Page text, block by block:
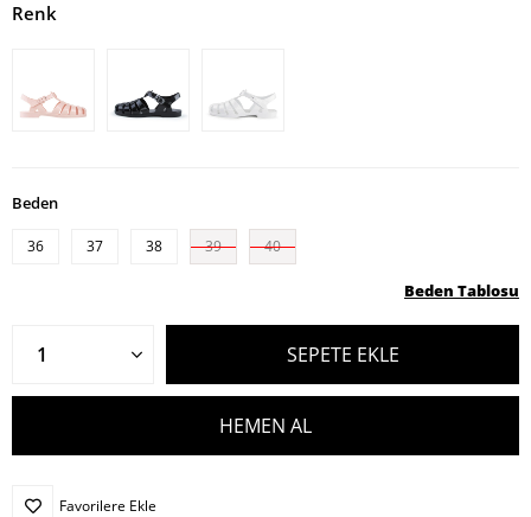
Renk
Beden
36 37 38 39 40
Beden Tablosu
Favorilere Ekle